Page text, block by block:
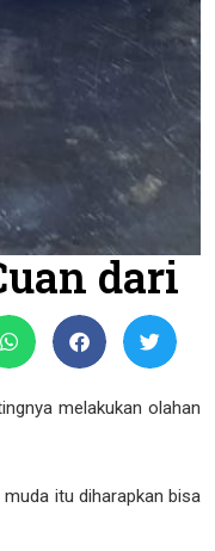
dari
melakukan olahan
itu diharapkan bisa